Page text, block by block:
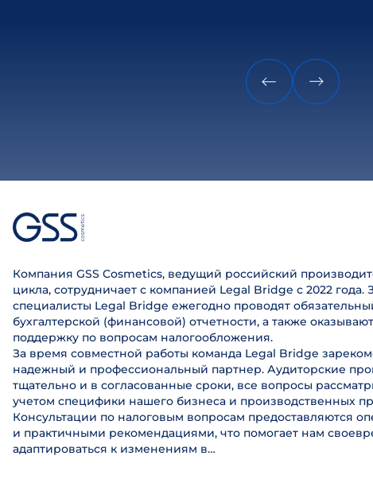
Компания GSS Cosmetics, ведущий российский
цикла, сотрудничает с компанией Legal Bridge с 2022 года.
специалисты Legal Bridge ежегодно проводят
бухгалтерской (финансовой) отчетности, а также
поддержку по вопросам налогообложения.
За время совместной работы команда Legal Bridge
надежный и профессиональный партнер. Аудиторские
тщательно и в согласованные сроки, все вопросы
учетом специфики нашего бизнеса и производственных
Консультации по налоговым вопросам предоставляются
и практичными рекомендациями, что помогает нам
адаптироваться к изменениям в…